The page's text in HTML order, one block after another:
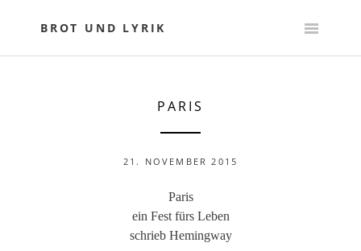
BROT UND LYRIK
PARIS
21. NOVEMBER 2015
Paris
ein Fest fürs Leben
schrieb Hemingway